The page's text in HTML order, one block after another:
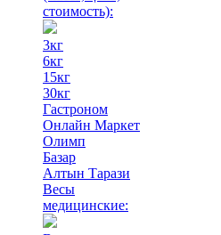
стоимость):
3кг
6кг
15кг
30кг
Гастроном
Онлайн Маркет
Олимп
Базар
Алтын Тарази
Весы
медицинские: